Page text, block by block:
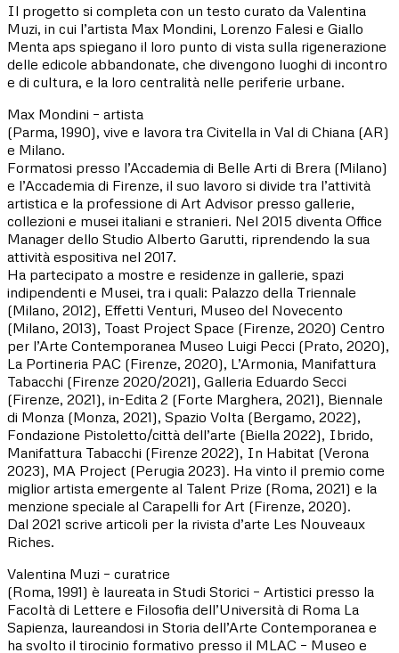
Il progetto si completa con un testo curato da Valentina
Muzi, in cui l’artista Max Mondini, Lorenzo Falesi e Giallo
Menta aps spiegano il loro punto di vista sulla rigenerazione
delle edicole abbandonate, che divengono luoghi di incontro
e di cultura, e la loro centralità nelle periferie urbane.
Max Mondini – artista
(Parma, 1990), vive e lavora tra Civitella in Val di Chiana (AR)
e Milano.
Formatosi presso l’Accademia di Belle Arti di Brera (Milano)
e l’Accademia di Firenze, il suo lavoro si divide tra l’attività
artistica e la professione di Art Advisor presso gallerie,
collezioni e musei italiani e stranieri. Nel 2015 diventa Office
Manager dello Studio Alberto Garutti, riprendendo la sua
attività espositiva nel 2017.
Ha partecipato a mostre e residenze in gallerie, spazi
indipendenti e Musei, tra i quali: Palazzo della Triennale
(Milano, 2012), Effetti Venturi, Museo del Novecento
(Milano, 2013), Toast Project Space (Firenze, 2020) Centro
per l’Arte Contemporanea Museo Luigi Pecci (Prato, 2020),
La Portineria PAC (Firenze, 2020), L’Armonia, Manifattura
Tabacchi (Firenze 2020/2021), Galleria Eduardo Secci
(Firenze, 2021), in-Edita 2 (Forte Marghera, 2021), Biennale
di Monza (Monza, 2021), Spazio Volta (Bergamo, 2022),
Fondazione Pistoletto/città dell’arte (Biella 2022), Ibrido,
Manifattura Tabacchi (Firenze 2022), In Habitat (Verona
2023), MA Project (Perugia 2023). Ha vinto il premio come
miglior artista emergente al Talent Prize (Roma, 2021) e la
menzione speciale al Carapelli for Art (Firenze, 2020).
Dal 2021 scrive articoli per la rivista d’arte Les Nouveaux
Riches.
Valentina Muzi – curatrice
(Roma, 1991) è laureata in Studi Storici – Artistici presso la
Facoltà di Lettere e Filosofia dell’Università di Roma La
Sapienza, laureandosi in Storia dell’Arte Contemporanea e
ha svolto il tirocinio formativo presso il MLAC – Museo e